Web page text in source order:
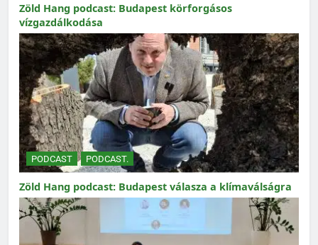
Zöld Hang podcast: Budapest körforgásos
vízgazdálkodása
PODCAST PODCAST.
Zöld Hang podcast: Budapest válasza a klímaválságra